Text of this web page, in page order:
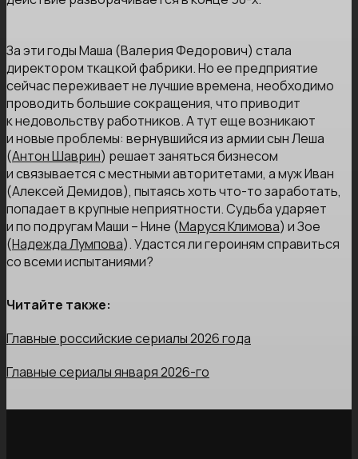
За эти годы Маша (Валерия Федорович) стала
директором ткацкой фабрики. Но ее предприятие
сейчас переживает не лучшие времена, необходимо
проводить большие сокращения, что приводит
к недовольству работников. А тут еще возникают
и новые проблемы: вернувшийся из армии сын Леша
(Антон Шаврин) решает заняться бизнесом
и связывается с местными авторитетами, а муж Иван
(Алексей Демидов), пытаясь хоть что-то заработать,
попадает в крупные неприятности. Судьба ударяет
и по подругам Маши – Нине (Маруся Климова) и Зое
(Надежда Лумпова). Удастся ли героиням справиться
со всеми испытаниями?
Читайте также:
Главные российские сериалы 2026 года
Главные сериалы января 2026-го